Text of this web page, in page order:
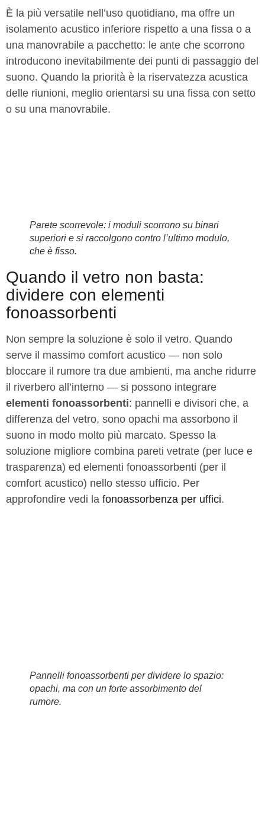
È la più versatile nell’uso quotidiano, ma offre un
isolamento acustico inferiore rispetto a una fissa o a
una manovrabile a pacchetto: le ante che scorrono
introducono inevitabilmente dei punti di passaggio del
suono. Quando la priorità è la riservatezza acustica
delle riunioni, meglio orientarsi su una fissa con setto
o su una manovrabile.
Parete scorrevole: i moduli scorrono su binari
superiori e si raccolgono contro l’ultimo modulo,
che è fisso.
Quando il vetro non basta:
dividere con elementi
fonoassorbenti
Non sempre la soluzione è solo il vetro. Quando
serve il massimo comfort acustico — non solo
bloccare il rumore tra due ambienti, ma anche ridurre
il riverbero all’interno — si possono integrare
elementi fonoassorbenti: pannelli e divisori che, a
differenza del vetro, sono opachi ma assorbono il
suono in modo molto più marcato. Spesso la
soluzione migliore combina pareti vetrate (per luce e
trasparenza) ed elementi fonoassorbenti (per il
comfort acustico) nello stesso ufficio. Per
approfondire vedi la fonoassorbenza per uffici.
Pannelli fonoassorbenti per dividere lo spazio:
opachi, ma con un forte assorbimento del
rumore.